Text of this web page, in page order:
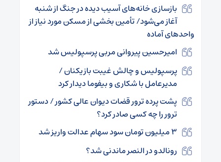
بازسازی خانه‌های آسیب دیده در جنگ از شنبه
آغاز می‌شود/ تأمین بخشی از مسکن مورد نیاز از
واحدهای آماده
امیرحسین پیروانی مربی پرسپولیس شد
پرسپولیس و چالش غیبت بازیکنان /
مدیرعامل با شکاری و بیفوما دیدار کرد
پشت پرده ترور قضات دیوان عالی کشور / دستور
ترور را چه کسی صادر کرد؟
۳ میلیون تومان سود سهام عدالت واریز شد
رونالدو در النصر ماندنی شد؟